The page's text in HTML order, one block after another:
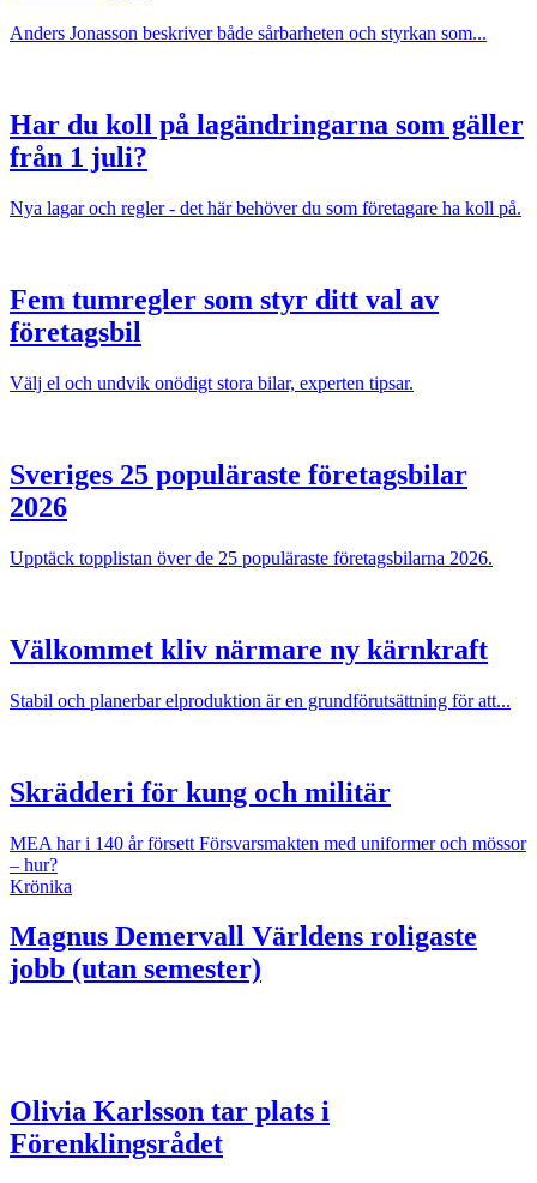
Anders Jonasson beskriver både sårbarheten och styrkan som...
Har du koll på lagändringarna som gäller
från 1 juli?
Nya lagar och regler - det här behöver du som företagare ha koll på.
Fem tumregler som styr ditt val av
företagsbil
Välj el och undvik onödigt stora bilar, experten tipsar.
Sveriges 25 populäraste företagsbilar
2026
Upptäck topplistan över de 25 populäraste företagsbilarna 2026.
Välkommet kliv närmare ny kärnkraft
Stabil och planerbar elproduktion är en grundförutsättning för att...
Skrädderi för kung och militär
MEA har i 140 år försett Försvarsmakten med uniformer och mössor
– hur?
Krönika
Magnus Demervall Världens roligaste
jobb (utan semester)
Olivia Karlsson tar plats i
Förenklingsrådet